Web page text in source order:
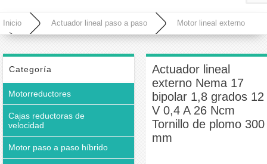
Inicio Actuador lineal paso a paso Motor lineal externo
de plomo 300 mm
Categoría
Motorreductores
Cajas reductoras de
velocidad
Motor paso a paso híbrido
Actuador lineal
externo Nema 17
bipolar 1,8 grados 12
V 0,4 A 26 Ncm
Tornillo de plomo 300
mm